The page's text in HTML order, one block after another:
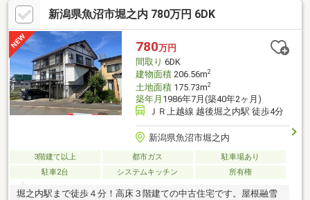
新潟県魚沼市堀之内 780万円 6DK
780万円
間取り 6DK
建物面積206.56m2
土地面積175.73m2
築年月 1986年7月(築40年2ヶ月)
ＪＲ上越線 越後堀之内駅 徒歩4分
新潟県魚沼市堀之内
3階建て以上 都市ガス
駐車場あり
駐車2台
システムキッチン 所有権
堀之内駅まで徒歩４分！高床３階建ての中古住宅です。屋根融雪